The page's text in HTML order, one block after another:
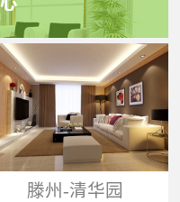
滕州-清华园